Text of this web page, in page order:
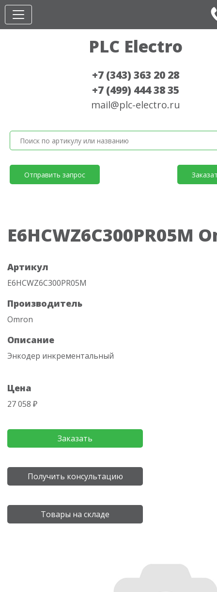
PLC Electro
+7 (343) 363 20 28
+7 (499) 444 38 35
mail@plc-electro.ru
Отправить запрос
E6HCWZ6C300PR05M
Артикул
E6HCWZ6C300PR05M
Производитель
Omron
Описание
Энкодер инкрементальный
Цена
27 058 ₽
Заказать
Получить консультацию
Товары на складе